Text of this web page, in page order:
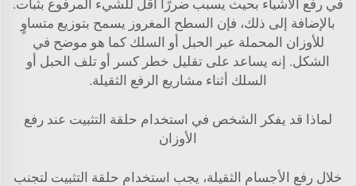
في رفع الأشياء بحيث يسبب ضررًا أقل للشيء المرفوع بثبات.
بالإضافة إلى ذلك، فإن السطح المغروز يسمح بتوزيع متساوٍ
للأوزان المحملة عبر الحبل أو السلك كما هو موضح في
الشكل. إنه يساعد على تقليل خطر كسر أو تلف الحبل أو
السلك أثناء مشاريع الرفع الثقيلة.
لماذا قد يفكر الشخص في استخدام حلقة التثبيت عند رفع
الأوزان
خلال رفع الأجسام الثقيلة، يجب استخدام حلقة التثبيت لتجنب